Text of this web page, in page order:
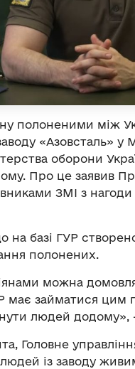
полоненими між
«Азовсталь» у
оборони
Про це заявив
ЗМІ з
на базі ГУР
полонених.
можна
займатися цим
людей додому»,
Головне
із заводу